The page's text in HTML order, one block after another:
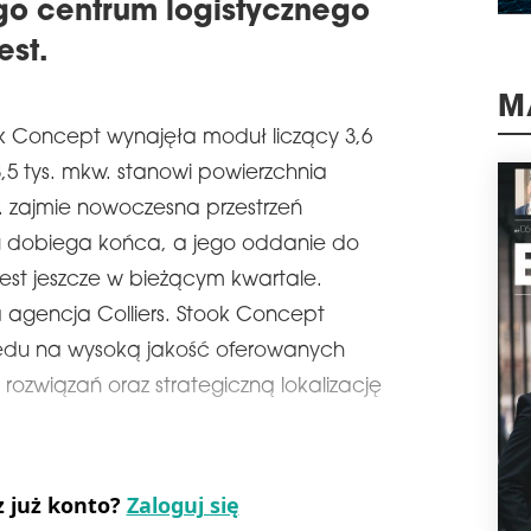
centrum logistycznego
Concept wynajęła moduł liczący 3,6
tys. mkw. stanowi powierzchnia
nowoczesna przestrzeń
dobiega końca, a jego oddanie do
jeszcze w bieżącym kwartale.
agencja Colliers. Stook Concept
na wysoką jakość oferowanych
oraz strategiczną lokalizację
już konto? Zaloguj się
tys.
na
tej